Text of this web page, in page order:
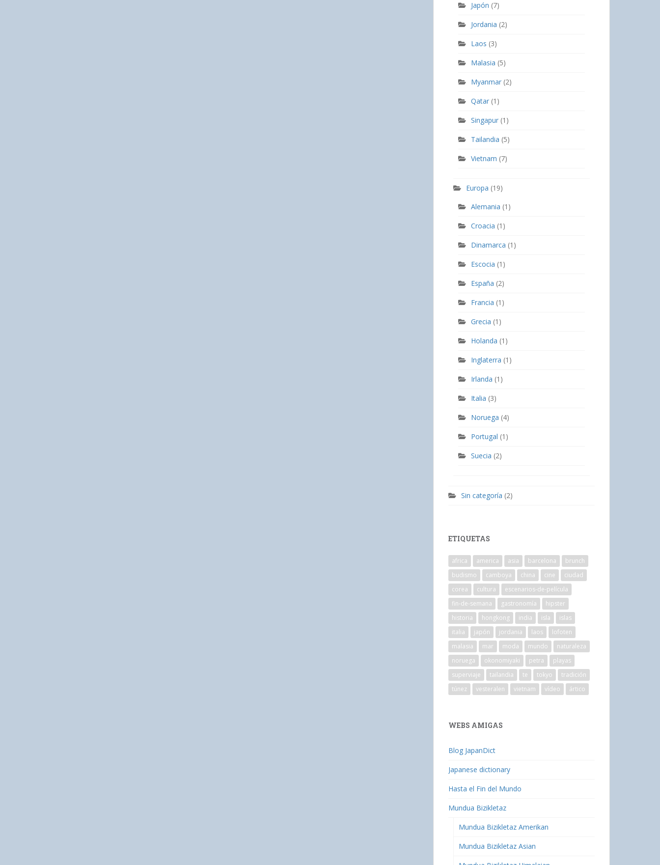
Japón (7)
Jordania (2)
Laos (3)
Malasia (5)
Myanmar (2)
Qatar (1)
Singapur (1)
Tailandia (5)
Vietnam (7)
Europa (19)
Alemania (1)
Croacia (1)
Dinamarca (1)
Escocia (1)
España (2)
Francia (1)
Grecia (1)
Holanda (1)
Inglaterra (1)
Irlanda (1)
Italia (3)
Noruega (4)
Portugal (1)
Suecia (2)
Sin categoría (2)
ETIQUETAS
africa america asia barcelona
brunch
budismo
camboya china cine
ciudad
corea
cultura
escenarios-de-película
fin-de-semana
gastronomía
hipster
historia
hongkong india isla
islas
italia
japón jordania laos
lofoten
malasia
mar moda mundo
naturaleza
noruega
okonomiyaki petra
playas
superviaje
tailandia te tokyo
tradición
túnez
vesteralen vietnam vídeo ártico
WEBS AMIGAS
Blog JapanDict
Japanese dictionary
Hasta el Fin del Mundo
Mundua Bizikletaz
Mundua Bizikletaz Amerikan
Mundua Bizikletaz Asian